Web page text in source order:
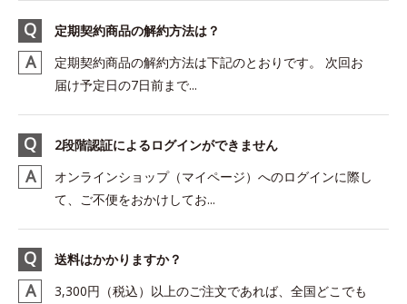
定期契約商品の解約方法は？
定期契約商品の解約方法は下記のとおりです。 次回お
届け予定日の7日前まで...
2段階認証によるログインができません
オンラインショップ（マイページ）へのログインに際し
て、ご不便をおかけしてお...
送料はかかりますか？
3,300円（税込）以上のご注文であれば、全国どこでも